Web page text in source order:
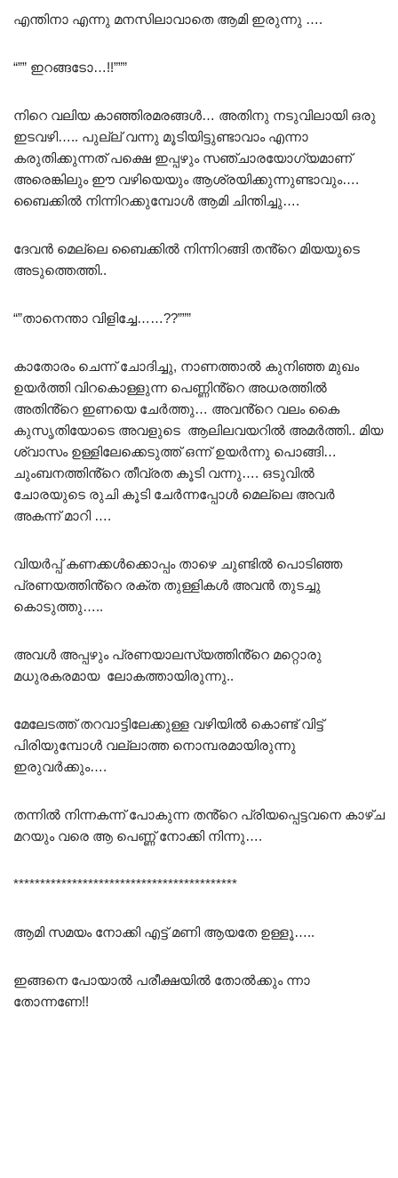
എന്തിനാ എന്നു മനസിലാവാതെ ആമി ഇരുന്നു ….
“”” ഇറങ്ങടോ…!!”””
നിറെ വലിയ കാഞ്ഞിരമരങ്ങൾ… അതിനു നടുവിലായി ഒരു
ഇടവഴി….. പുല്ല് വന്നു മൂടിയിട്ടുണ്ടാവാം എന്നാ
കരുതിക്കുന്നത് പക്ഷെ ഇപ്പഴും സഞ്ചാരയോഗ്യമാണ്
അരെങ്കിലും ഈ വഴിയെയും ആശ്രയിക്കുന്നുണ്ടാവും….
ബൈക്കിൽ നിന്നിറക്കുമ്പോൾ ആമി ചിന്തിച്ചു….
ദേവൻ മെല്ലെ ബൈക്കിൽ നിന്നിറങ്ങി തൻ്റെ മിയയുടെ
അടുത്തെത്തി..
“”താനെന്താ വിളിച്ചേ……??”””
കാതോരം ചെന്ന് ചോദിച്ചു, നാണത്താൽ കുനിഞ്ഞ മുഖം
ഉയർത്തി വിറകൊള്ളുന്ന പെണ്ണിൻ്റെ അധരത്തിൽ
അതിൻ്റെ ഇണയെ ചേർത്തു… അവൻ്റെ വലം കൈ
കുസൃതിയോടെ അവളുടെ ആലിലവയറിൽ അമർത്തി.. മിയ
ശ്വാസം ഉള്ളിലേക്കെടുത്ത് ഒന്ന് ഉയർന്നു പൊങ്ങി…
ചുംബനത്തിൻ്റെ തീവ്രത കൂടി വന്നു…. ഒടുവിൽ
ചോരയുടെ രുചി കൂടി ചേർന്നപ്പോൾ മെല്ലെ അവർ
അകന്ന് മാറി ….
വിയർപ്പ് കണക്കൾക്കൊപ്പം താഴെ ചുണ്ടിൽ പൊടിഞ്ഞ
പ്രണയത്തിൻ്റെ രക്ത തുള്ളികൾ അവൻ തുടച്ചു
കൊടുത്തു…..
അവൾ അപ്പഴും പ്രണയാലസ്യത്തിൻ്റെ മറ്റൊരു
മധുരകരമായ ലോകത്തായിരുന്നു..
മേലേടത്ത് തറവാട്ടിലേക്കുള്ള വഴിയിൽ കൊണ്ട് വിട്ട്
പിരിയുമ്പോൾ വല്ലാത്ത നൊമ്പരമായിരുന്നു
ഇരുവർക്കും….
തന്നിൽ നിന്നകന്ന് പോകുന്ന തൻ്റെ പ്രിയപ്പെട്ടവനെ കാഴ്ച
മറയും വരെ ആ പെണ്ണ് നോക്കി നിന്നു….
******************************************
ആമി സമയം നോക്കി എട്ട് മണി ആയതേ ഉള്ളൂ…..
ഇങ്ങനെ പോയാൽ പരീക്ഷയിൽ തോൽക്കും ന്നാ
തോന്നണേ!!